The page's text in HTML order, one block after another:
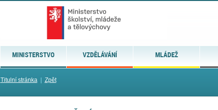
MINISTERSTVO VZDĚLÁVÁNÍ MLÁDEŽ
Titulní stránka| Zpět